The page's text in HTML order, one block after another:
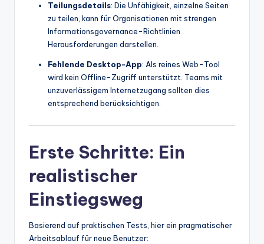
Teilungsdetails: Die Unfähigkeit, einzelne Seiten
zu teilen, kann für Organisationen mit strengen
Informationsgovernance-Richtlinien
Herausforderungen darstellen.
Fehlende Desktop-App: Als reines Web-Tool
wird kein Offline-Zugriff unterstützt. Teams mit
unzuverlässigem Internetzugang sollten dies
entsprechend berücksichtigen.
Erste Schritte: Ein
realistischer
Einstiegsweg
Basierend auf praktischen Tests, hier ein pragmatischer
Arbeitsablauf für neue Benutzer: